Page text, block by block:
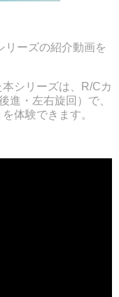
リーズの紹介動画を
シリーズは、R/Cカ
進・左右旋回）で、
体験できます。